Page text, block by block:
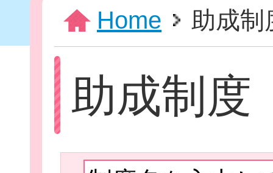
Let'sボランテ
Home 助成制
助成制度